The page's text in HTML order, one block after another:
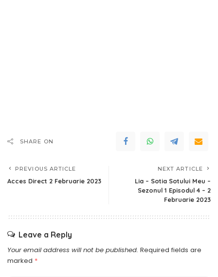
SHARE ON
PREVIOUS ARTICLE
Acces Direct 2 Februarie 2023
NEXT ARTICLE
Lia – Sotia Sotului Meu –
Sezonul 1 Episodul 4 – 2
Februarie 2023
Leave a Reply
Your email address will not be published. Required fields are
marked *